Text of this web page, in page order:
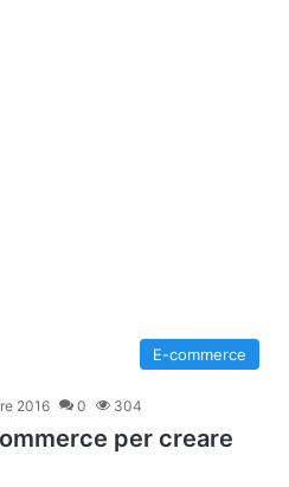
E-commerce
2016 0 304
per creare